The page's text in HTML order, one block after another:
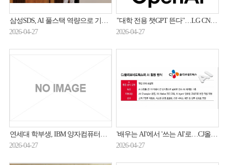
삼성SDS, AI 풀스택 역량으로 기업 AI 네이티브 전환 지원
2026-04-27
"대학 전용 챗GPT 뜬다"…LG CNS, 오픈AI와 교육 시장 정조준
2026-04-27
연세대 학부생, IBM 양자컴퓨터로 국제논문
2026-04-27
'배우는 AI'에서 '쓰는 AI'로…CJ올리브네트웍스, 전사 AX 확산
2026-04-27